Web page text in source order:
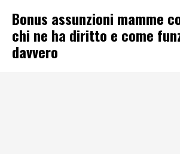
Bonus assunzioni mamme
chi ne ha diritto e come
davvero